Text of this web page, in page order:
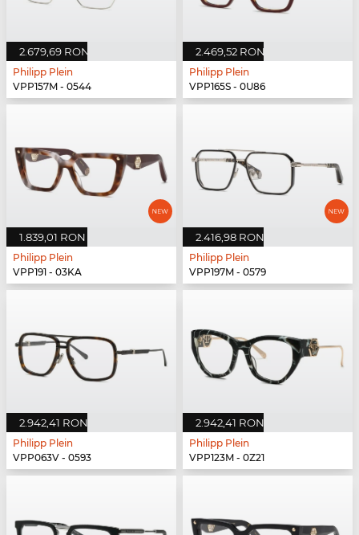
2.679,69 RON
Philipp Plein
VPP157M - 0544
2.469,52 RON
Philipp Plein
VPP165S - 0U86
1.839,01 RON
Philipp Plein
VPP191 - 03KA
2.416,98 RON
Philipp Plein
VPP197M - 0579
2.942,41 RON
Philipp Plein
VPP063V - 0593
2.942,41 RON
Philipp Plein
VPP123M - 0Z21